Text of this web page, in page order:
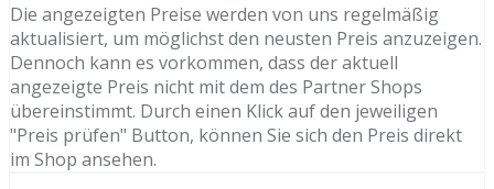
Die angezeigten Preise werden von uns regelmäßig
aktualisiert, um möglichst den neusten Preis anzuzeigen.
Dennoch kann es vorkommen, dass der aktuell
angezeigte Preis nicht mit dem des Partner Shops
übereinstimmt. Durch einen Klick auf den jeweiligen
"Preis prüfen" Button, können Sie sich den Preis direkt
im Shop ansehen.